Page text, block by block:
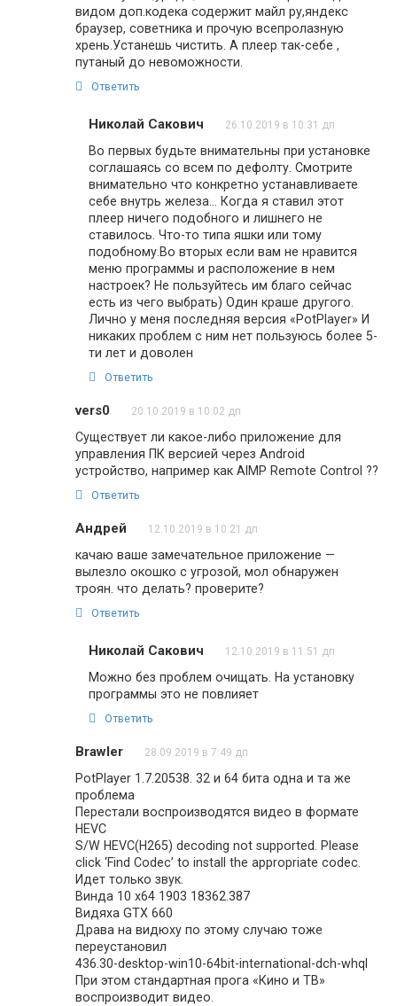
видом доп.кодека содержит майл ру,яндекс
браузер, советника и прочую всепролазную
хрень.Устанешь чистить. А плеер так-себе ,
путаный до невоможности.
Ответить
Николай Сакович 26.10.2019 в 10:31 дп
Во первых будьте внимательны при установке
соглашаясь со всем по дефолту. Смотрите
внимательно что конкретно устанавливаете
себе внутрь железа… Когда я ставил этот
плеер ничего подобного и лишнего не
ставилось. Что-то типа яшки или тому
подобному.Во вторых если вам не нравится
меню программы и расположение в нем
настроек? Не пользуйтесь им благо сейчас
есть из чего выбрать) Один краше другого.
Лично у меня последняя версия «PotPlayer» И
никаких проблем с ним нет пользуюсь более 5-
ти лет и доволен
Ответить
vers0 20.10.2019 в 10:02 дп
Существует ли какое-либо приложение для
управления ПК версией через Android
устройство, например как AIMP Remote Control ??
Ответить
Андрей 12.10.2019 в 10:21 дп
качаю ваше замечательное приложение —
вылезло окошко с угрозой, мол обнаружен
троян. что делать? проверите?
Ответить
Николай Сакович 12.10.2019 в 11:51 дп
Можно без проблем очищать. На установку
программы это не повлияет
Ответить
Brawler 28.09.2019 в 7:49 дп
PotPlayer 1.7.20538. 32 и 64 бита одна и та же
проблема
Перестали воспроизводятся видео в формате
HEVC
S/W HEVC(H265) decoding not supported. Please
click ‘Find Codec’ to install the appropriate codec.
Идет только звук.
Винда 10 х64 1903 18362.387
Видяха GTX 660
Драва на видюху по этому случаю тоже
переустановил
436.30-desktop-win10-64bit-international-dch-whql
При этом стандартная прога «Кино и ТВ»
воспроизводит видео.